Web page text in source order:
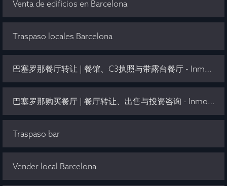
Venta de edificios en Barcelona
Traspaso locales Barcelona
巴塞罗那餐厅转让 | 餐馆、C3执照与带露台餐厅 - Inmo Olaya
巴塞罗那购买餐厅 | 餐厅转让、出售与投资咨询 - Inmo Olaya
Traspaso bar
Vender local Barcelona